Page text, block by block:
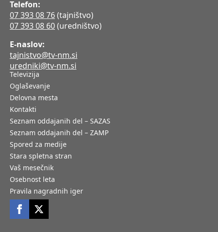
Telefon:
07 393 08 76(tajništvo)
07 393 08 60(uredništvo)
E-naslov:
tajnistvo@tv-nm.si
uredniki@tv-nm.si
Televizija
Oglaševanje
Delovna mesta
Kontakti
Seznam oddajanih del – SAZAS
Seznam oddajanih del – ZAMP
Spored za medije
Stara spletna stran
Vaš mesečnik
Osebnost leta
Pravila nagradnih iger